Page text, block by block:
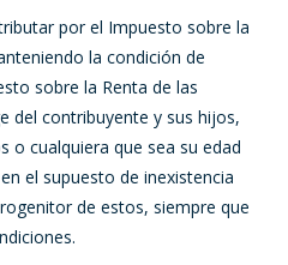
por el Impuesto sobre la
la condición de
sobre la Renta de las
del contribuyente y sus hijos,
o cualquiera que sea su edad
el supuesto de inexistencia
de estos, siempre que